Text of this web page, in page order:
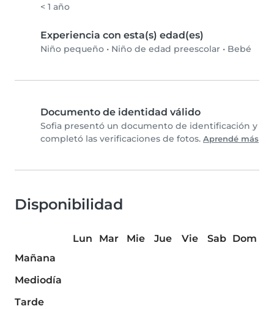
< 1 año
Experiencia con esta(s) edad(es)
Niño pequeño • Niño de edad preescolar • Bebé
Documento de identidad válido
Sofia presentó un documento de identificación y
completó las verificaciones de fotos. Aprendé más
Disponibilidad
Lun Mar Mie Jue Vie Sab
Dom
Mañana
Mediodía
Tarde